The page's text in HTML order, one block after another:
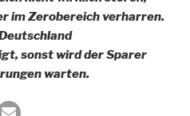
im Zerobereich verharren.
sonst wird der Sparer
warten.